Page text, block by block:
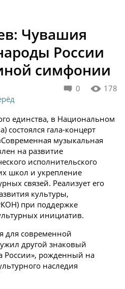
Чувашия
России
симфонии
0 178
единства, в Национальном
состоялся гала-концерт
музыкальная
на развитие
исполнительского
школ и укрепление
связей. Реализует его
культуры,
при поддержке
инициатив.
для современной
другой знаковый
России», рожденный на
наследия